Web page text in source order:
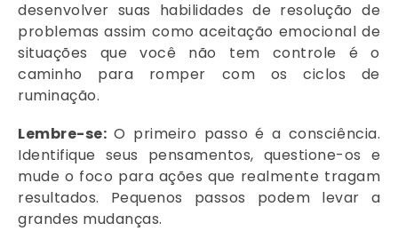
desenvolver suas habilidades de resolução de
problemas assim como aceitação emocional de
situações que você não tem controle é o
caminho para romper com os ciclos de
ruminação.
Lembre-se: O primeiro passo é a consciência.
Identifique seus pensamentos, questione-os e
mude o foco para ações que realmente tragam
resultados. Pequenos passos podem levar a
grandes mudanças.